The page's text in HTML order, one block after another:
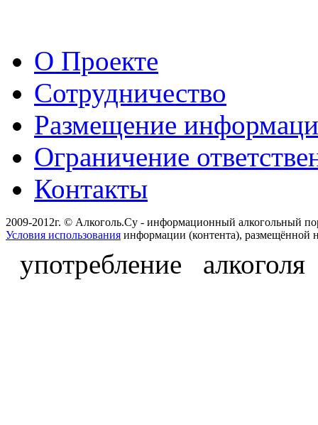
О Проекте
Сотрудничество
Размещение
Ограничение
Контакты
2009-2012г. © Алкоголь.Су - информационный алкогольный
Условия использования информации (контента), размещённой
употребление